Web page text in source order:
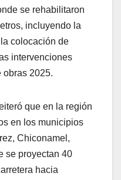
se rehabilitaron
incluyendo la
colocación de
intervenciones
obras 2025.
que en la región
en los municipios
Chiconamel,
se proyectan 40
hacia